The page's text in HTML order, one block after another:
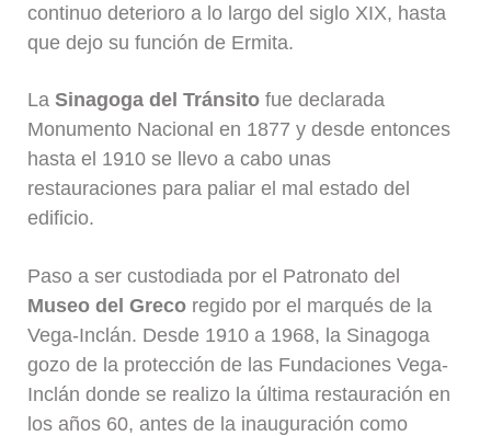
continuo deterioro a lo largo del siglo XIX, hasta
que dejo su función de Ermita.
LaSinagoga del Tránsito fue declarada
Monumento Nacional en 1877 y desde entonces
hasta el 1910 se llevo a cabo unas
restauraciones para paliar el mal estado del
edificio.
Paso a ser custodiada por el Patronato del
Museo del Greco regido por el marqués de la
Vega-Inclán. Desde 1910 a 1968, la Sinagoga
gozo de la protección de las Fundaciones Vega-
Inclán donde se realizo la última restauración en
los años 60, antes de la inauguración como